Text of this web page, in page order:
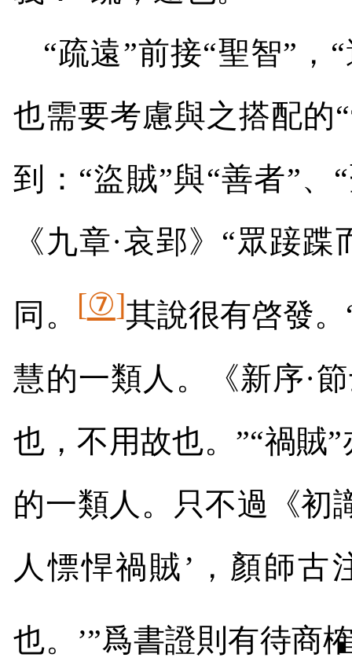
“疏遠”前接“聖智”，
也需要考慮與之搭配的
到：“盜賊”與“善者”、
《九章·哀郢》“眾踥蹀
同。 [⑦]其說很有啓發
慧的一類人。《新序·
也，不用故也。”“禍賊
的一類人。只不過《初
人慓悍禍賊’，顏師古
也。’”爲書證則有待商